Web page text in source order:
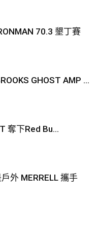
70.3 墾丁賽
GHOST AMP ...
奪下Red Bu...
外 MERRELL 攜手